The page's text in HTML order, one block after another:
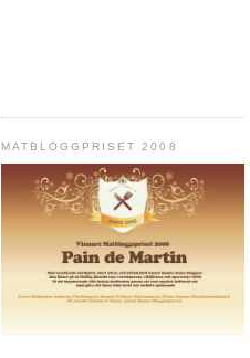
MATBLOGGPRISET 2008